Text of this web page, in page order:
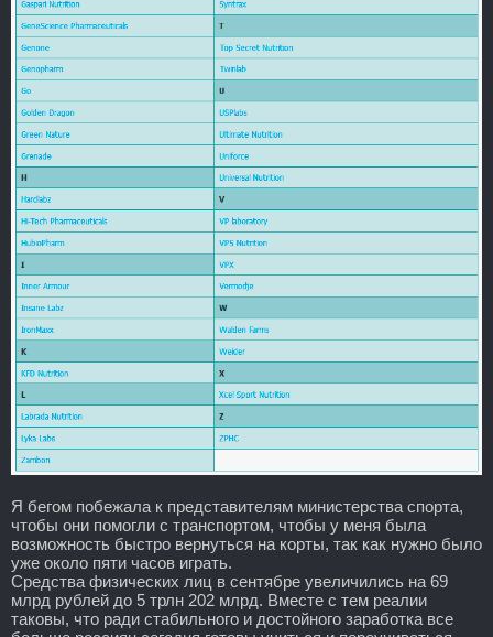
Я бегом побежала к представителям министерства спорта,
чтобы они помогли с транспортом, чтобы у меня была
возможность быстро вернуться на корты, так как нужно было
уже около пяти часов играть.
Средства физических лиц в сентябре увеличились на 69
млрд рублей до 5 трлн 202 млрд. Вместе с тем реалии
таковы, что ради стабильного и достойного заработка все